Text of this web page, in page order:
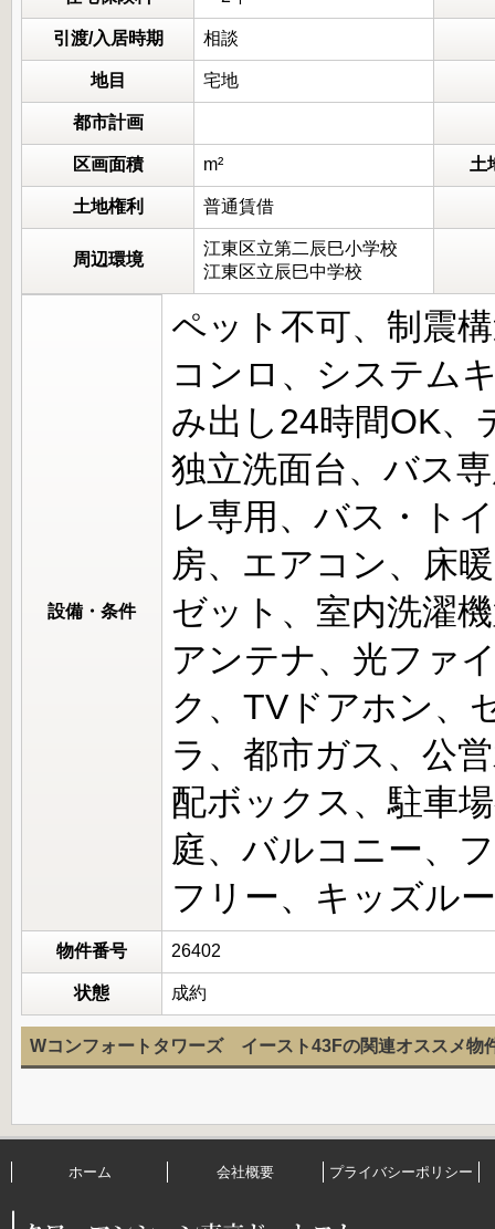
引渡/入居時期 相談
地目 宅地
都市計画
区画面積 m² 土
土地権利 普通賃借
周辺環境
江東区立第二辰巳小学校
江東区立辰巳中学校
設備・条件
ペット不可、制震
コンロ、システム
み出し24時間OK、
独立洗面台、バス
レ専用、バス・ト
房、エアコン、床
ゼット、室内洗濯
アンテナ、光ファ
ク、TVドアホン、
ラ、都市ガス、公
配ボックス、駐車
庭、バルコニー、
フリー、キッズル
物件番号 26402
状態 成約
Wコンフォートタワーズ イースト43Fの関連オススメ物
ホーム 会社概要 プライバシーポリシー